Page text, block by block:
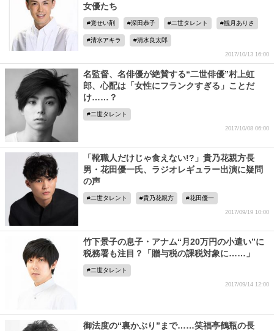
女優たち
覚せい剤 深田恭子 二世タレント 観月ありさ
清水アキラ 清水良太郎
2017/10/13 16:00
名監督、名俳優が絶賛する“二世俳優”村上虹
郎、心配は「女性にフランクすぎる」ことだ
け……？
二世タレント
2017/10/08 06:00
「靴職人だけじゃ食えない!?」貴乃花親方長
男・花田優一氏、ラジオレギュラー出演に疑問
の声
二世タレント 貴乃花親方 花田優一
2017/09/19 10:00
竹下景子の息子・アナム“月20万円の小遣い”に
税務署も注目？「贈与税の課税対象に……」
二世タレント
2017/09/14 12:00
御法度の“裏かぶり”まで……笑福亭鶴瓶の長